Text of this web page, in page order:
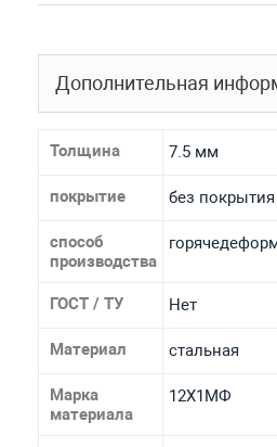
Дополнительная
Толщина 7.5 мм
покрытие без покрытия
способ
производства
ГОСТ / ТУ Нет
Материал стальная
Марка
материала
12Х1МФ